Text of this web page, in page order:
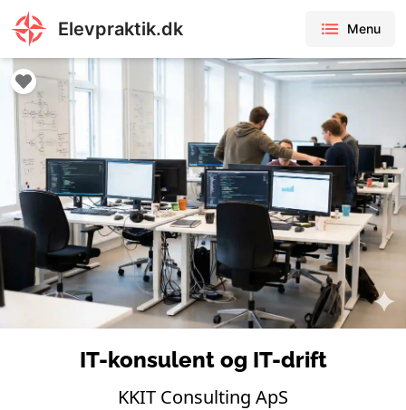
Elevpraktik.dk Menu
IT-konsulent og IT-drift
KKIT Consulting ApS